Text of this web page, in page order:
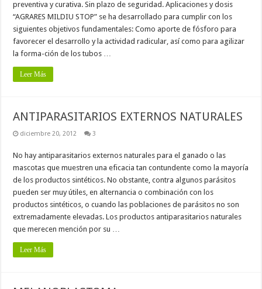
preventiva y curativa. Sin plazo de seguridad. Aplicaciones y dosis
“AGRARES MILDIU STOP” se ha desarrollado para cumplir con los
siguientes objetivos fundamentales: Como aporte de fósforo para
favorecer el desarrollo y la actividad radicular, así como para agilizar
la forma-ción de los tubos …
Leer Más
ANTIPARASITARIOS EXTERNOS NATURALES
diciembre 20, 2012 3
No hay antiparasitarios externos naturales para el ganado o las
mascotas que muestren una eficacia tan contundente como la mayoría
de los productos sintéticos. No obstante, contra algunos parásitos
pueden ser muy útiles, en alternancia o combinación con los
productos sintéticos, o cuando las poblaciones de parásitos no son
extremadamente elevadas. Los productos antiparasitarios naturales
que merecen mención por su …
Leer Más